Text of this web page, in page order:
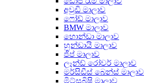
අවුඩි මාලාව
ෆෝඩ් මාලාව
BMW මාලාව
හොන්ඩා මාලාව
හුන්ඩායි මාලාව
ජීප් මාලාව
ලෑන්ඩ් රෝවර් මාලාව
මර්සිඩීස් බෙන්ස් මාලාව
මිට්සුබිෂි මාලාව